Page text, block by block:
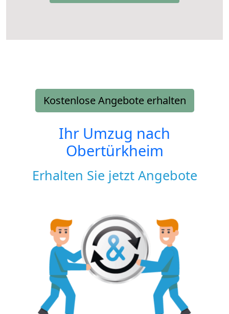
Kostenlose Angebote erhalten
Ihr Umzug nach
Obertürkheim
Erhalten Sie jetzt Angebote